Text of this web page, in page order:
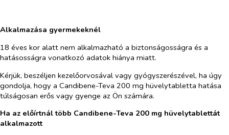
Alkalmazása gyermekeknél
18 éves kor alatt nem alkalmazható a biztonságosságra és a
hatásosságra vonatkozó adatok hiánya miatt.
Kérjük, beszéljen kezelőorvosával vagy gyógyszerészével, ha úgy
gondolja, hogy a Candibene-Teva 200 mg hüvelytabletta hatása
túlságosan erős vagy gyenge az Ön számára.
Ha az előírtnál több Candibene-Teva 200 mg hüvelytablettát
alkalmazott